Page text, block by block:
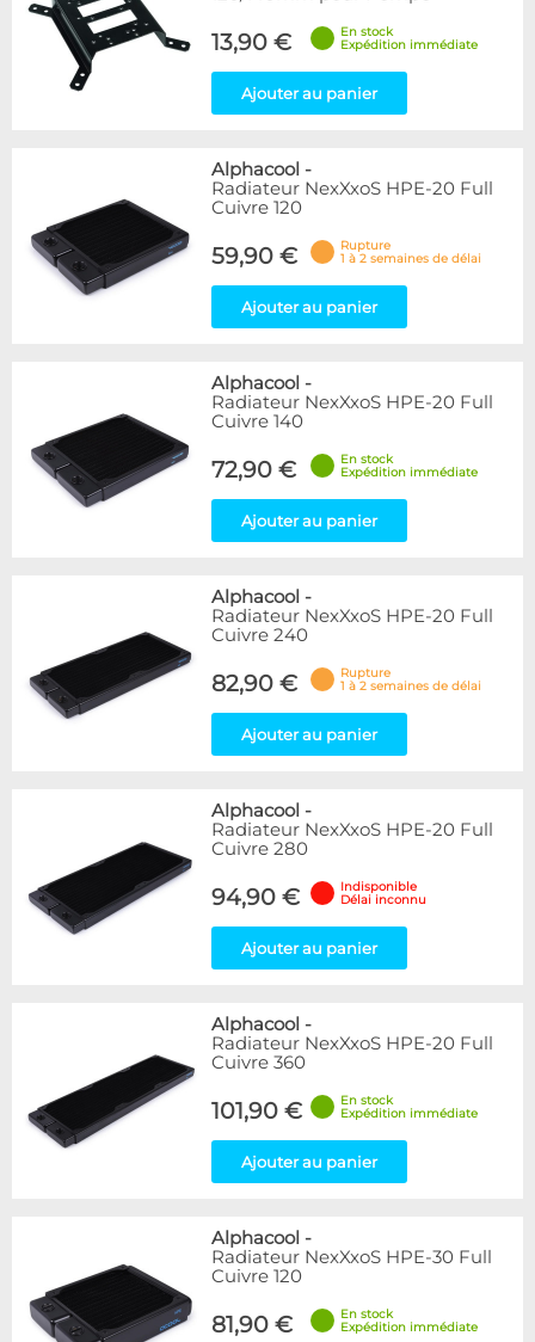
13,90 €
En stock
Expédition immédiate
Ajouter au panier
Alphacool -
Radiateur NexXxoS HPE-20 Full
Cuivre 120
59,90 €
Rupture
1 à 2 semaines de délai
Ajouter au panier
Alphacool -
Radiateur NexXxoS HPE-20 Full
Cuivre 140
72,90 €
En stock
Expédition immédiate
Ajouter au panier
Alphacool -
Radiateur NexXxoS HPE-20 Full
Cuivre 240
82,90 €
Rupture
1 à 2 semaines de délai
Ajouter au panier
Alphacool -
Radiateur NexXxoS HPE-20 Full
Cuivre 280
94,90 €
Indisponible
Délai inconnu
Ajouter au panier
Alphacool -
Radiateur NexXxoS HPE-20 Full
Cuivre 360
101,90 €
En stock
Expédition immédiate
Ajouter au panier
Alphacool -
Radiateur NexXxoS HPE-30 Full
Cuivre 120
81,90 €
En stock
Expédition immédiate